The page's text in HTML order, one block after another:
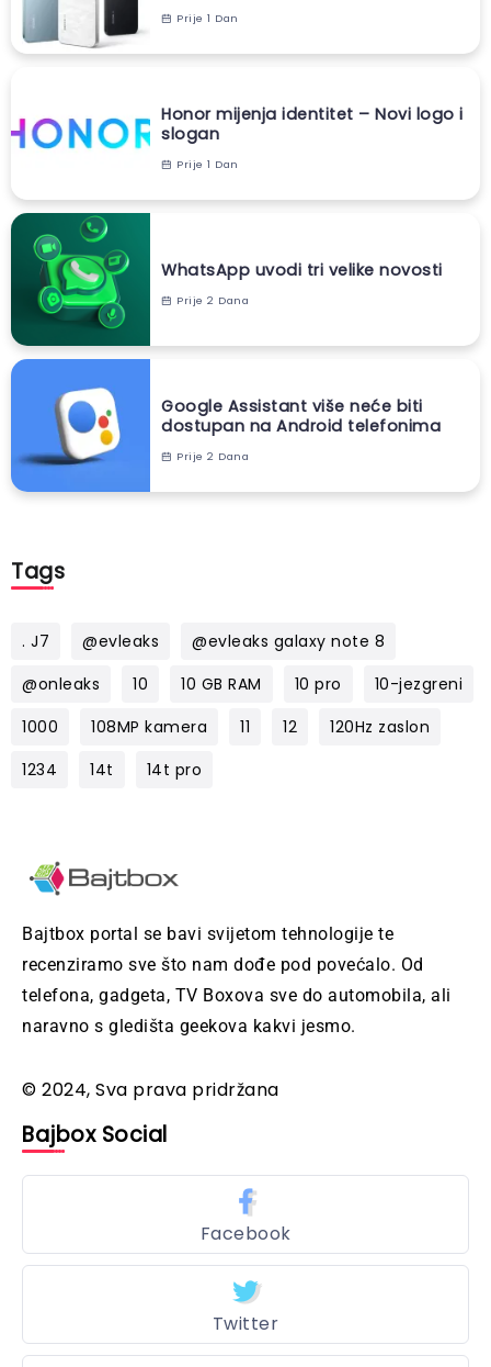
Prije 1 Dan
Honor mijenja identitet – Novi logo i
slogan
Prije 1 Dan
WhatsApp uvodi tri velike novosti
Prije 2 Dana
Google Assistant više neće biti
dostupan na Android telefonima
Prije 2 Dana
Tags
. J7 @evleaks
@evleaks galaxy note 8
@onleaks
10 10 GB RAM 10 pro
10-jezgreni
1000
108MP kamera 11 12
120Hz zaslon
1234
14t 14t pro
Bajtbox portal se bavi svijetom tehnologije te
recenziramo sve što nam dođe pod povećalo. Od
telefona, gadgeta, TV Boxova sve do automobila, ali
naravno s gledišta geekova kakvi jesmo.
© 2024, Sva prava pridržana
Bajbox Social
Facebook
Twitter